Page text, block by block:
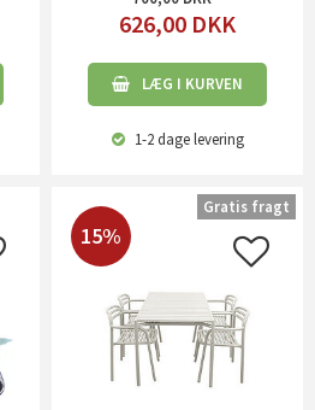
626,00 DKK
LÆG I KURVEN
1-2 dagelevering
15%
Gratis fragt